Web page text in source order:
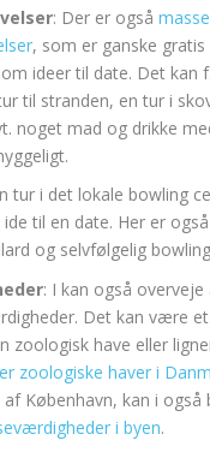
: Der er også
, som er ganske
ideer til date. Det kan
til stranden, en tur i
noget mad og drikke
tur i det lokale bowling
til en date. Her er
og selvfølgelig
: I kan også
Det kan være
zoologisk have eller
zoologiske haver i
København, kan i også
i byen.